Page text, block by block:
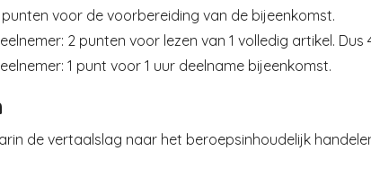
punten voor de voorbereiding van de bijeenkomst.
2 punten voor lezen van 1 volledig artikel.
1 punt voor 1 uur deelname bijeenkomst.
de vertaalslag naar het beroepsinhoudelijk